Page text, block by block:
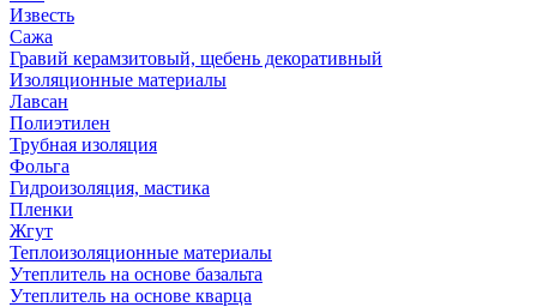
Известь
Сажа
Гравий керамзитовый, щебень декоративный
Изоляционные материалы
Лавсан
Полиэтилен
Трубная изоляция
Фольга
Гидроизоляция, мастика
Пленки
Жгут
Теплоизоляционные материалы
Утеплитель на основе базальта
Утеплитель на основе кварца